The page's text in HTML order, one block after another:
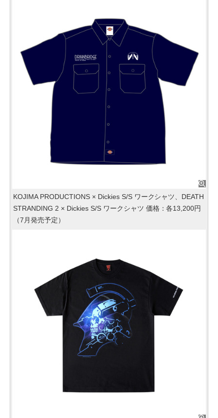
KOJIMA PRODUCTIONS × Dickies S/S ワークシャツ、DEATH
STRANDING 2 × Dickies S/S ワークシャツ 価格：各13,200円
（7月発売予定）